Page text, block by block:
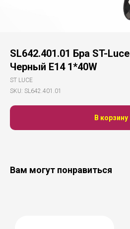
SL642.401.01 Бра ST-
Черный E14 1*40W
ST LUCE
SKU: SL642.401.01
В корзину
Вам могут понравиться